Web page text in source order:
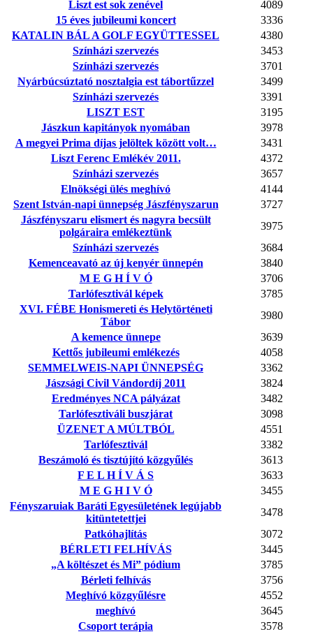
Liszt est sok zenével
4089
15 éves jubileumi koncert
3336
KATALIN BÁL A GOLF EGYÜTTESSEL
4380
Színházi szervezés
3453
Színházi szervezés
3701
Nyárbúcsúztató nosztalgia est tábortűzzel
3499
Színházi szervezés
3391
LISZT EST
3195
Jászkun kapitányok nyomában
3978
A megyei Prima díjas jelöltek között volt…
3431
Liszt Ferenc Emlékév 2011.
4372
Színházi szervezés
3657
Elnökségi ülés meghívó
4144
Szent István-napi ünnepség Jászfényszarun
3727
Jászfényszaru elismert és nagyra becsült
polgáraira emlékeztünk
3975
Színházi szervezés
3684
Kemenceavató az új kenyér ünnepén
3840
M E G H Í V Ó
3706
Tarlófesztivál képek
3785
XVI. FÉBE Honismereti és Helytörténeti
Tábor
3980
A kemence ünnepe
3639
Kettős jubileumi emlékezés
4058
SEMMELWEIS-NAPI ÜNNEPSÉG
3362
Jászsági Civil Vándordíj 2011
3824
Eredményes NCA pályázat
3482
Tarlófesztiváli buszjárat
3098
ÜZENET A MÚLTBÓL
4551
Tarlófesztivál
3382
Beszámoló és tisztújító közgyűlés
3613
F E L H Í V Á S
3633
M E G H I V Ó
3455
Fényszaruiak Baráti Egyesületének legújabb
kitüntetettjei
3478
Patkóhajlítás
3072
BÉRLETI FELHÍVÁS
3445
„A költészet és Mi” pódium
3785
Bérleti felhívás
3756
Meghívó közgyűlésre
4552
meghívó
3645
Csoport terápia
3578